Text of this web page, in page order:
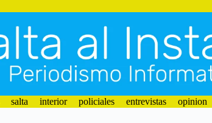
salta interior policiales entrevistas opinion